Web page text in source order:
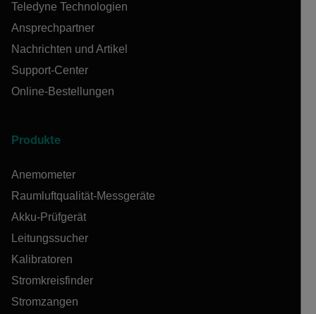
Teledyne Technologien
Ansprechpartner
Nachrichten und Artikel
Support-Center
Online-Bestellungen
Produkte
Anemometer
Raumluftqualität-Messgeräte
Akku-Prüfgerät
Leitungssucher
Kalibratoren
Stromkreisfinder
Stromzangen